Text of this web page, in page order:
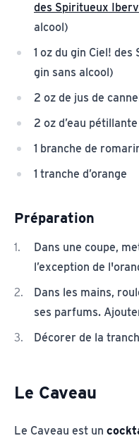
des Spiritueux
alcool)
1 oz du gin Ciel!
gin sans alcool)
2 oz de jus de
2 oz d’eau pétillante
1 branche de
1 tranche d’orange
Préparation
Dans une coupe,
l’exception de
Dans les mains,
ses parfums.
Décorer de la
Le Caveau
Le Caveau est un